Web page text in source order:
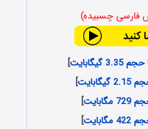
فارسی چسبیده)
]
]
]
]